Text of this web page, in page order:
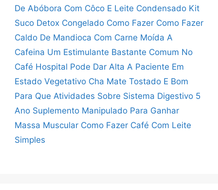
De Abóbora Com Côco E Leite Condensado Kit
Suco Detox Congelado Como Fazer Como Fazer
Caldo De Mandioca Com Carne Moída A
Cafeina Um Estimulante Bastante Comum No
Café Hospital Pode Dar Alta A Paciente Em
Estado Vegetativo Cha Mate Tostado E Bom
Para Que Atividades Sobre Sistema Digestivo 5
Ano Suplemento Manipulado Para Ganhar
Massa Muscular Como Fazer Café Com Leite
Simples